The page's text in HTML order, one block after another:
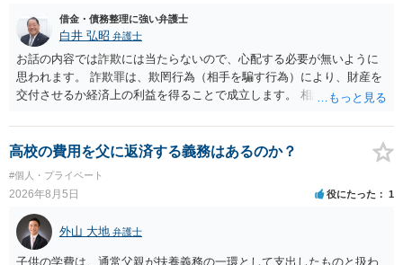
はありますか？ そこはあり得ます、ただ、弁護士費用かけるならその
分賠償に回すことも考えられるので、 兼ね合いは考えてみましょう。
借金・債務整理に強い弁護士
白井 弘昭 弁護士
お話の内容では詐欺には当たらないので、心配する必要が無いように
思われます。 詐欺罪は、欺罔行為（相手を騙す行為）により、財産を
交付させるか経済上の利益を得ることで成立します。 相談者さんは、
ので、詐欺罪の実行行為性が無く罪に問うことはできません。 おそら
く、相手が真実を話せば警察も取り合わないと思いますが、虚偽の内
容を述べた場合は、捜査はあるかもしれません。 ただし、捜査におい
て、真実を説明すれば、「ちゃんと返しなさいよ」程度の注意で済む
ことだと思われます。 また、返せるお金が無いのであれば、返せない
のは致し方ありません。真摯に分割して支払うことを相手に告げてい
くのみでしょう。 以上、ご参考まで。
高校の費用を父に返済する義務はあるのか？
#個人・プライベート
2026年8月5日 役にたった 1
外山 大地 弁護士
子供の学費は、通常父親が扶養義務の一環として支出したものと扱わ